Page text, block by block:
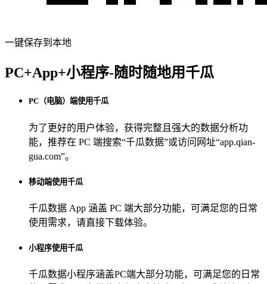
一键保存到本地
PC+App+小程序-随时随地用千瓜
PC（电脑）端使用千瓜
为了更好的用户体验，获得完整且强大的数据分析功
能，推荐在 PC 端搜索“千瓜数据”或访问网址“app.qian-
gua.com”。
移动端使用千瓜
千瓜数据 App 涵盖 PC 端大部分功能，可满足您的日常
使用需求，请直接下载体验。
小程序使用千瓜
千瓜数据小程序涵盖PC端大部分功能，可满足您的日常